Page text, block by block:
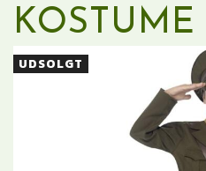
KOSTUME
UDSOLGT